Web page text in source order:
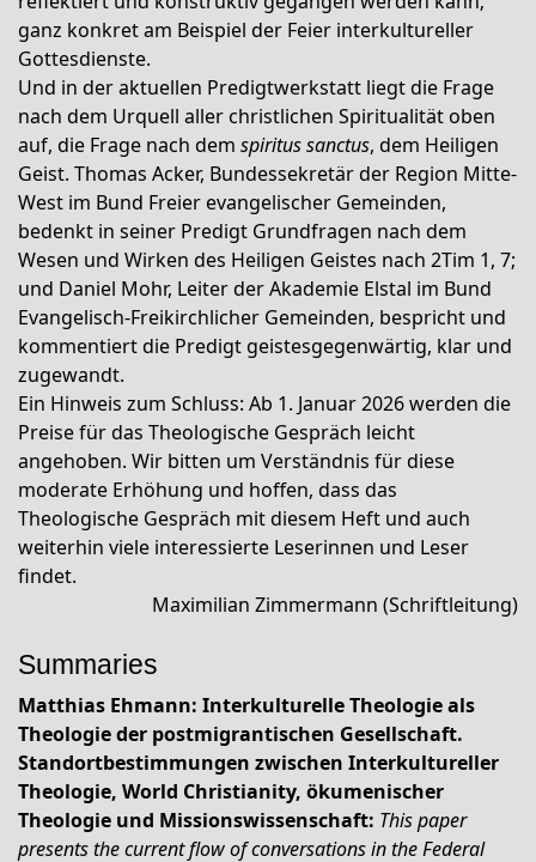
ganz konkret am Beispiel der Feier interkultureller
Gottesdienste.
Und in der aktuellen Predigtwerkstatt liegt die Frage
nach dem Urquell aller christlichen Spiritualität oben
auf, die Frage nach dem spiritus sanctus, dem Heiligen
Geist. Thomas Acker, Bundessekretär der Region Mitte-
West im Bund Freier evangelischer Gemeinden,
bedenkt in seiner Predigt Grundfragen nach dem
Wesen und Wirken des Heiligen Geistes nach 2Tim 1, 7;
und Daniel Mohr, Leiter der Akademie Elstal im Bund
Evangelisch-Freikirchlicher Gemeinden, bespricht und
kommentiert die Predigt geistesgegenwärtig, klar und
zugewandt.
Ein Hinweis zum Schluss: Ab 1. Januar 2026 werden die
Preise für das Theologische Gespräch leicht
angehoben. Wir bitten um Verständnis für diese
moderate Erhöhung und hoffen, dass das
Theologische Gespräch mit diesem Heft und auch
weiterhin viele interessierte Leserinnen und Leser
findet.
Maximilian Zimmermann (Schriftleitung)
Summaries
Matthias Ehmann: Interkulturelle Theologie als
Theologie der postmigrantischen Gesellschaft.
Standortbestimmungen zwischen Interkultureller
Theologie, World Christianity, ökumenischer
Theologie und Missionswissenschaft: This paper
presents the current flow of conversations in the Federal